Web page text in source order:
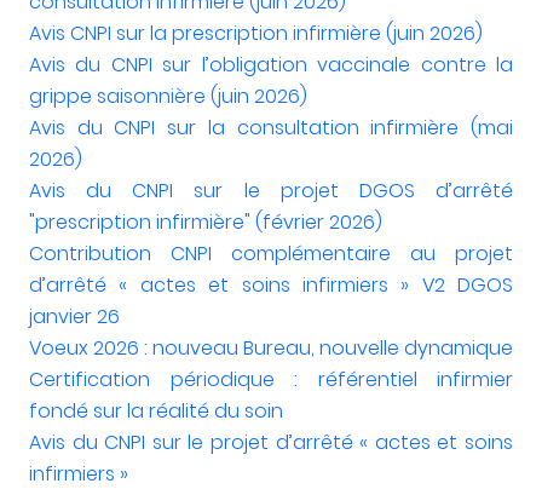
Avis CNPI sur la prescription infirmière (juin 2026)
Avis du CNPI sur l’obligation vaccinale contre la
grippe saisonnière (juin 2026)
Avis du CNPI sur la consultation infirmière (mai
2026)
Avis du CNPI sur le projet DGOS d’arrêté
"prescription infirmière" (février 2026)
Contribution CNPI complémentaire au projet
d’arrêté « actes et soins infirmiers » V2 DGOS
janvier 26
Voeux 2026 : nouveau Bureau, nouvelle dynamique
Certification périodique : référentiel infirmier
fondé sur la réalité du soin
Avis du CNPI sur le projet d’arrêté « actes et soins
infirmiers »